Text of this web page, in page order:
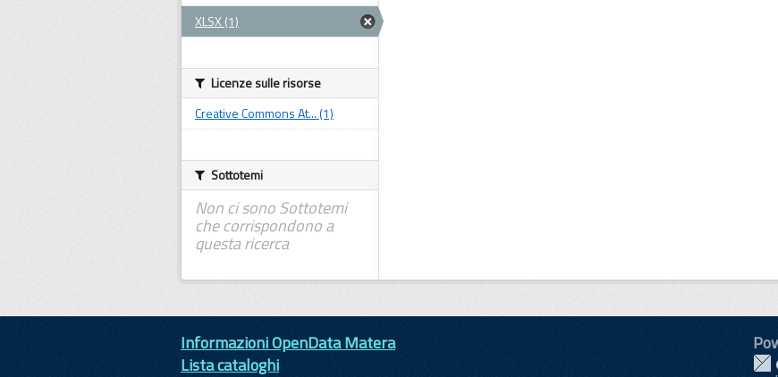
XLSX (1)
Licenze sulle risorse
Creative Commons At... (1)
Sottotemi
Non ci sono Sottotemi
che corrispondono a
questa ricerca
Informazioni OpenData Matera
Lista cataloghi